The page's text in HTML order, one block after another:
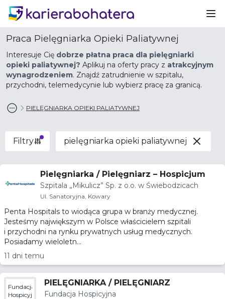
Praca Pielęgniarka Opieki Paliatywnej
Interesuje Cię dobrze płatna praca dla pielęgniarki
opieki paliatywnej? Aplikuj na oferty pracy z atrakcyjnym
wynagrodzeniem. Znajdź zatrudnienie w szpitalu,
przychodni, telemedycynie lub wybierz pracę za granicą.
PIELĘGNIARKA OPIEKI PALIATYWNEJ
Filtry pielęgniarka opieki paliatywnej
Pielęgniarka / Pielęgniarz – Hospicjum
Szpitala „Mikulicz” Sp. z o.o. w Świebodzicach
Ul. Sanatoryjna, Kowary
Penta Hospitals to wiodąca grupa w branży medycznej.
Jesteśmy największym w Polsce właścicielem szpitali
i przychodni na rynku prywatnych usług medycznych.
Posiadamy wieloletn...
11 dni temu
Fundacja
Hospicyjna
PIELĘGNIARKA / PIELĘGNIARZ
Fundacja Hospicyjna